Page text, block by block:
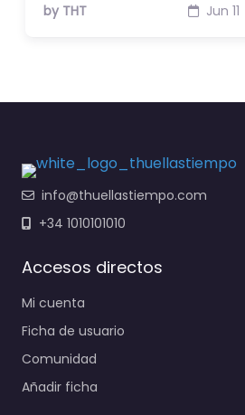
by THT Jun 11
info@thuellastiempo.com
+34 1010101010
Accesos directos
Mi cuenta
Ficha de usuario
Comunidad
Añadir ficha